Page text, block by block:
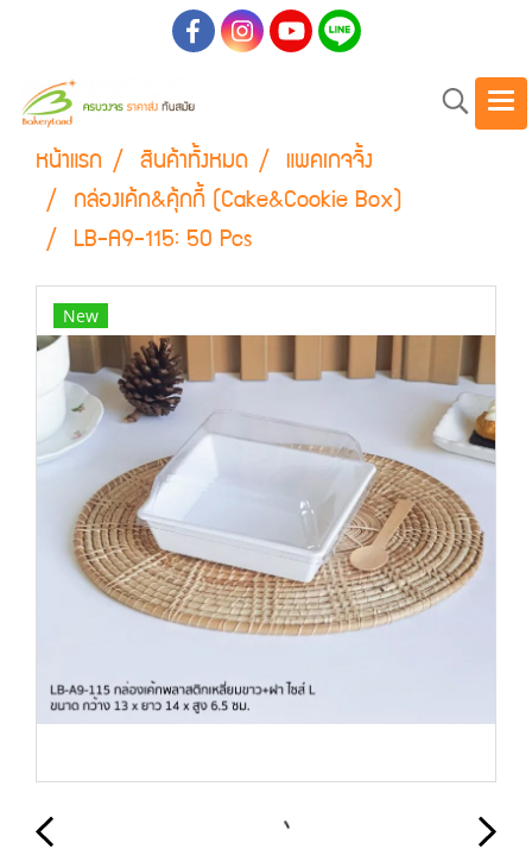
หน้าแรก สินค้าทั้งหมด แพคเกจจิ้ง
กล่องเค้ก&คุ้กกี้ (Cake&Cookie Box)
LB-A9-115: 50 Pcs
New